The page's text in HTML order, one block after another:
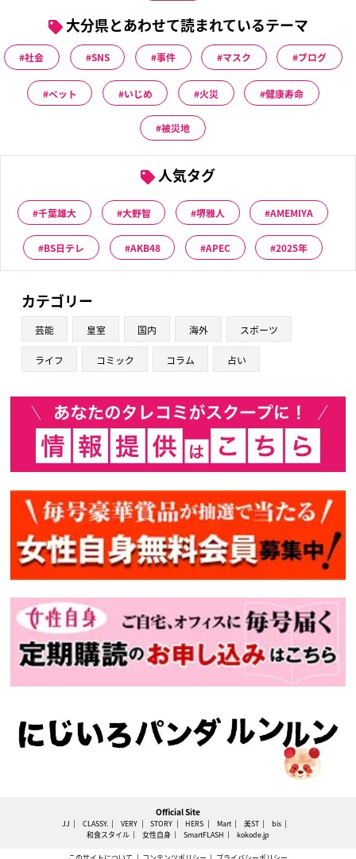
大分県とあわせて読まれているテーマ
社会 SNS 事件 マスク ブログ
ペット いじめ 火災 健康寿命
被災地
人気タグ
千葉雄大 大野智 堺雅人 AMEMIYA
BS日テレ AKB48 APEC 2025年
カテゴリー
芸能 皇室 国内 海外 スポーツ
ライフ コミック コラム 占い
Official Site
JJ CLASSY. VERY STORY HERS Mart 美ST
bis
和食スタイル
女性自身 SmartFLASH kokode.jp